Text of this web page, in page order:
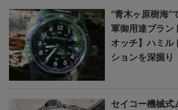
“青木ヶ原樹海”
軍御用達ブラン
オッチ】ハミル
ションを深掘り
セイコー機械式